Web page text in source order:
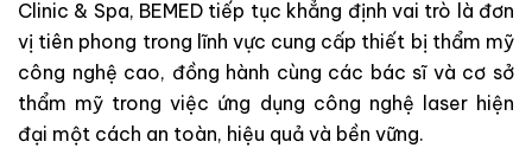
Clinic & Spa, BEMED tiếp tục khẳng định vai trò là đơn
vị tiên phong trong lĩnh vực cung cấp thiết bị thẩm mỹ
công nghệ cao, đồng hành cùng các bác sĩ và cơ sở
thẩm mỹ trong việc ứng dụng công nghệ laser hiện
đại một cách an toàn, hiệu quả và bền vững.